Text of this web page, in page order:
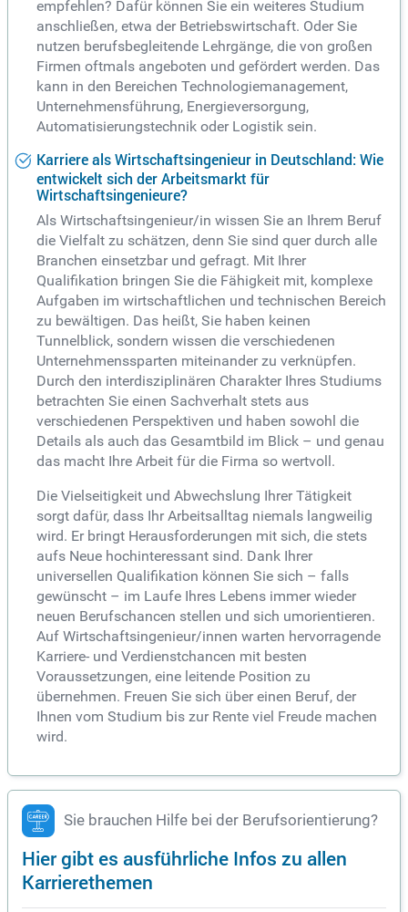
empfehlen? Dafür können Sie ein weiteres Studium
anschließen, etwa der Betriebswirtschaft. Oder Sie
nutzen berufsbegleitende Lehrgänge, die von großen
Firmen oftmals angeboten und gefördert werden. Das
kann in den Bereichen Technologiemanagement,
Unternehmensführung, Energieversorgung,
Automatisierungstechnik oder Logistik sein.
Karriere als Wirtschaftsingenieur in Deutschland: Wie
entwickelt sich der Arbeitsmarkt für
Wirtschaftsingenieure?
Als Wirtschaftsingenieur/in wissen Sie an Ihrem Beruf
die Vielfalt zu schätzen, denn Sie sind quer durch alle
Branchen einsetzbar und gefragt. Mit Ihrer
Qualifikation bringen Sie die Fähigkeit mit, komplexe
Aufgaben im wirtschaftlichen und technischen Bereich
zu bewältigen. Das heißt, Sie haben keinen
Tunnelblick, sondern wissen die verschiedenen
Unternehmenssparten miteinander zu verknüpfen.
Durch den interdisziplinären Charakter Ihres Studiums
betrachten Sie einen Sachverhalt stets aus
verschiedenen Perspektiven und haben sowohl die
Details als auch das Gesamtbild im Blick – und genau
das macht Ihre Arbeit für die Firma so wertvoll.
Die Vielseitigkeit und Abwechslung Ihrer Tätigkeit
sorgt dafür, dass Ihr Arbeitsalltag niemals langweilig
wird. Er bringt Herausforderungen mit sich, die stets
aufs Neue hochinteressant sind. Dank Ihrer
universellen Qualifikation können Sie sich – falls
gewünscht – im Laufe Ihres Lebens immer wieder
neuen Berufschancen stellen und sich umorientieren.
Auf Wirtschaftsingenieur/innen warten hervorragende
Karriere- und Verdienstchancen mit besten
Voraussetzungen, eine leitende Position zu
übernehmen. Freuen Sie sich über einen Beruf, der
Ihnen vom Studium bis zur Rente viel Freude machen
wird.
Sie brauchen Hilfe bei der Berufsorientierung?
Hier gibt es ausführliche Infos zu allen
Karrierethemen